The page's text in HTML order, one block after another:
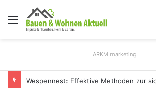
Menü
ARKM.marketing